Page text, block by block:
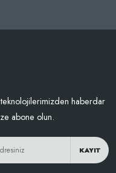
haberdar
abone olun.
KAYIT